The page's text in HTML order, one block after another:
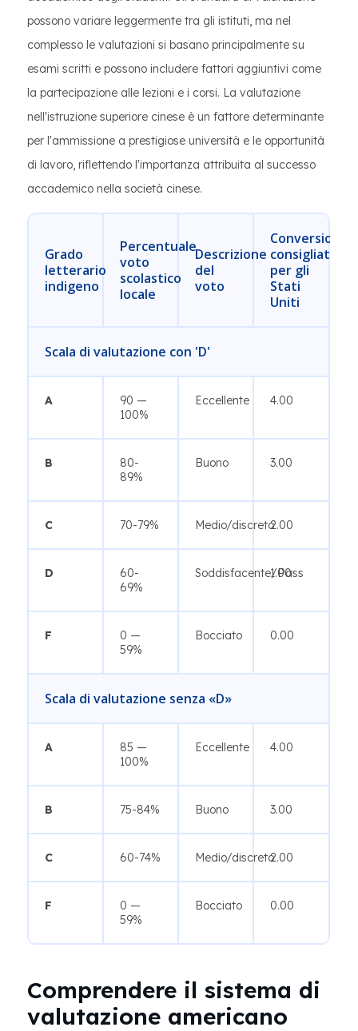
possono variare leggermente tra gli istituti, ma nel
complesso le valutazioni si basano principalmente su
esami scritti e possono includere fattori aggiuntivi come
la partecipazione alle lezioni e i corsi. La valutazione
nell'istruzione superiore cinese è un fattore determinante
per l'ammissione a prestigiose università e le opportunità
di lavoro, riflettendo l'importanza attribuita al successo
accademico nella società cinese.
Grado
letterario
indigeno
Percentuale
voto
scolastico
locale
Descrizione
del
voto
Conversione
consigliata
per gli
Stati
Uniti
Scala di valutazione con 'D'
A
90 —
100%
Eccellente 4.00
B
80-
89%
Buono 3.00
C 70-79% Medio/discreto2.00
D
60-
69%
Soddisfacente/Pass
1.00
F
0 —
59%
Bocciato 0.00
Scala di valutazione senza «D»
A
85 —
100%
Eccellente 4.00
B 75-84% Buono 3.00
C 60-74% Medio/discreto2.00
F
0 —
59%
Bocciato 0.00
Comprendere il sistema di
valutazione americano